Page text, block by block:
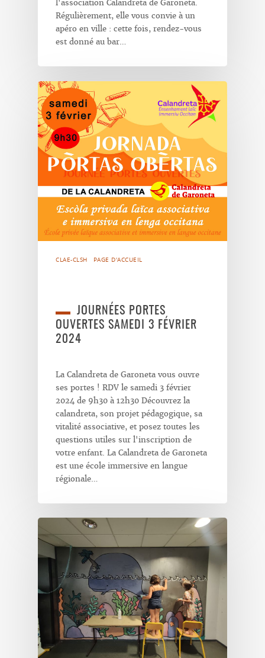
l'association Calandreta de Garoneta.
Régulièrement, elle vous convie à un
apéro en ville : cette fois, rendez-vous
est donné au bar…
CLAE-CLSH PAGE D'ACCUEIL
JOURNÉES PORTES
OUVERTES SAMEDI 3 FÉVRIER
2024
La Calandreta de Garoneta vous ouvre
ses portes ! RDV le samedi 3 février
2024 de 9h30 à 12h30 Découvrez la
calandreta, son projet pédagogique, sa
vitalité associative, et posez toutes les
questions utiles sur l'inscription de
votre enfant. La Calandreta de Garoneta
est une école immersive en langue
régionale…